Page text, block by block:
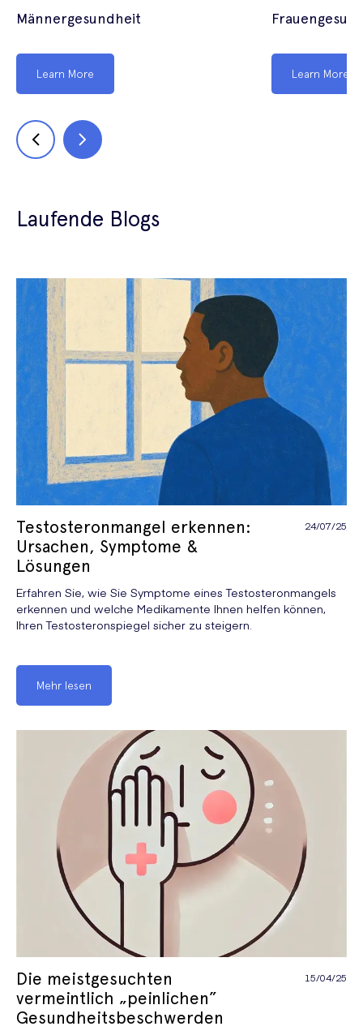
Männergesundheit
Learn More Learn More
Laufende Blogs
Testosteronmangel erkennen:
Ursachen, Symptome &
Lösungen
24/07/25
Erfahren Sie, wie Sie Symptome eines Testosteronmangels
erkennen und welche Medikamente Ihnen helfen können,
Ihren Testosteronspiegel sicher zu steigern.
Mehr lesen
Die meistgesuchten
vermeintlich „peinlichen”
Gesundheitsbeschwerden
15/04/25